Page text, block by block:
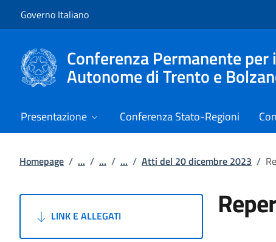
Governo Italiano
Conferenza Permanente
Autonome di Trento e
Presentazione Conferenza Stato-Regioni
Homepage / ... / ... / ... / Atti del 20 dicembre 2023 /
LINK E ALLEGATI